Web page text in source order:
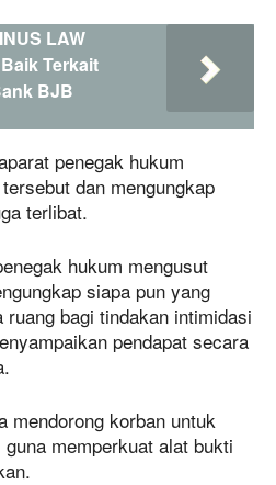
LAW
Terkait
BJB
penegak hukum
dan mengungkap
terlibat.
hukum mengusut
siapa pun yang
bagi tindakan intimidasi
pendapat secara
mendorong korban untuk
memperkuat alat bukti